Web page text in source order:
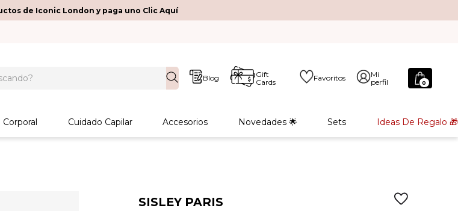
de Iconic London y paga uno Clic Aquí
Blog
Gift
Cards
Favoritos
Mi
perfil
0
Corporal Cuidado Capilar Accesorios Novedades 🌟 Sets Ideas De Regalo 🎁
SISLEY PARIS